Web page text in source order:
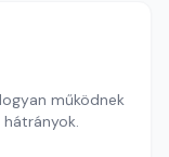
működnek